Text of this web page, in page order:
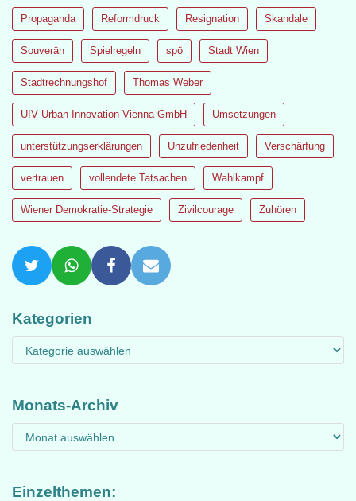
Propaganda Reformdruck Resignation Skandale
Souverän Spielregeln spö Stadt Wien
Stadtrechnungshof Thomas Weber
UIV Urban Innovation Vienna GmbH Umsetzungen
unterstützungserklärungen Unzufriedenheit Verschärfung
vertrauen vollendete Tatsachen Wahlkampf
Wiener Demokratie-Strategie Zivilcourage Zuhören
Kategorien
Monats-Archiv
Einzelthemen: